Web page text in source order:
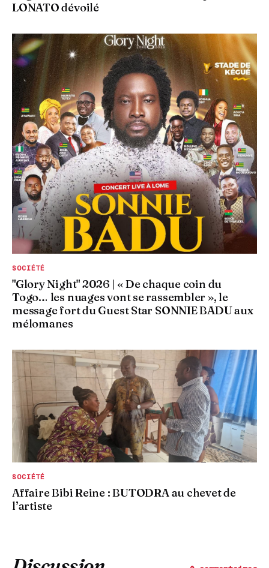
LONATO dévoilé
SOCIÉTÉ
"Glory Night" 2026 | « De chaque coin du
Togo… les nuages vont se rassembler », le
message fort du Guest Star SONNIE BADU aux
mélomanes
SOCIÉTÉ
Affaire Bibi Reine : BUTODRA au chevet de
l’artiste